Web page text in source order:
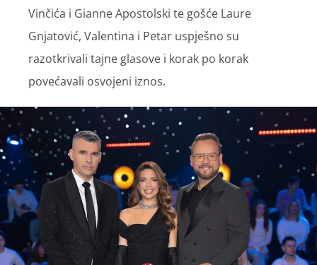
Vinčića i Gianne Apostolski te gošće Laure
Gnjatović, Valentina i Petar uspješno su
razotkrivali tajne glasove i korak po korak
povećavali osvojeni iznos.